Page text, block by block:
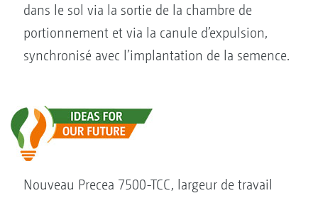
dans le sol via la sortie de la chambre de
portionnement et via la canule d’expulsion,
synchronisé avec l’implantation de la semence.
Nouveau Precea 7500-TCC, largeur de travail